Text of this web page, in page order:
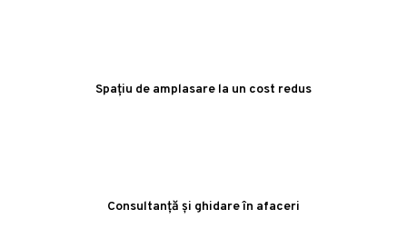
Spațiu de amplasare la un cost redus
Consultanță și ghidare în afaceri